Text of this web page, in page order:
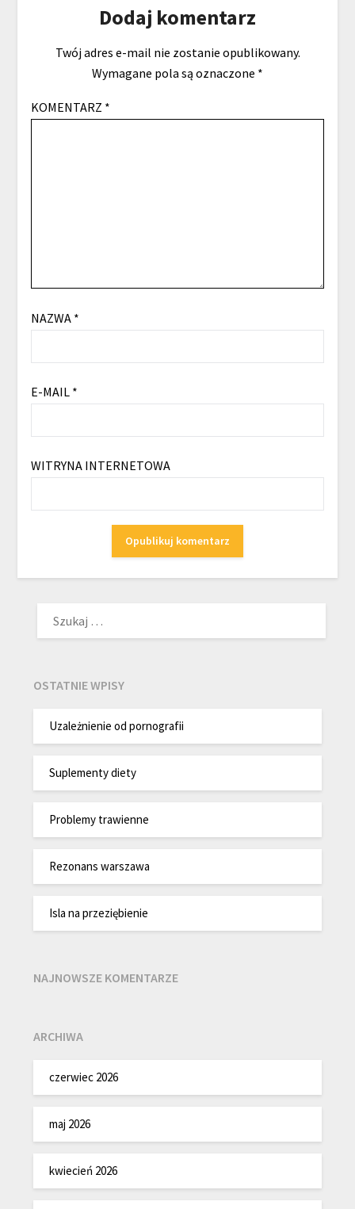
Dodaj komentarz
Twój adres e-mail nie zostanie opublikowany.
Wymagane pola są oznaczone *
KOMENTARZ *
NAZWA *
E-MAIL *
WITRYNA INTERNETOWA
OSTATNIE WPISY
Uzależnienie od pornografii
Suplementy diety
Problemy trawienne
Rezonans warszawa
Isla na przeziębienie
NAJNOWSZE KOMENTARZE
ARCHIWA
czerwiec 2026
maj 2026
kwiecień 2026